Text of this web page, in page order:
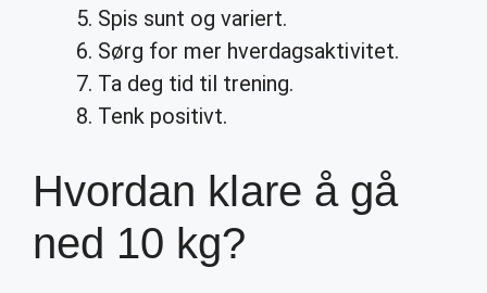
Spis sunt og variert.
Sørg for mer hverdagsaktivitet.
Ta deg tid til trening.
Tenk positivt.
Hvordan klare å gå
ned 10 kg?